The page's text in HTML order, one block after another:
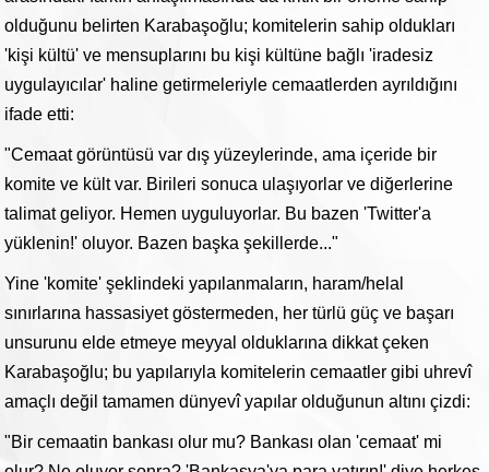
olduğunu belirten Karabaşoğlu; komitelerin sahip oldukları
'kişi kültü' ve mensuplarını bu kişi kültüne bağlı 'iradesiz
uygulayıcılar' haline getirmeleriyle cemaatlerden ayrıldığını
ifade etti:
"Cemaat görüntüsü var dış yüzeylerinde, ama içeride bir
komite ve kült var. Birileri sonuca ulaşıyorlar ve diğerlerine
talimat geliyor. Hemen uyguluyorlar. Bu bazen 'Twitter'a
yüklenin!' oluyor. Bazen başka şekillerde..."
Yine 'komite' şeklindeki yapılanmaların, haram/helal
sınırlarına hassasiyet göstermeden, her türlü güç ve başarı
unsurunu elde etmeye meyyal olduklarına dikkat çeken
Karabaşoğlu; bu yapılarıyla komitelerin cemaatler gibi uhrevî
amaçlı değil tamamen dünyevî yapılar olduğunun altını çizdi:
"Bir cemaatin bankası olur mu? Bankası olan 'cemaat' mi